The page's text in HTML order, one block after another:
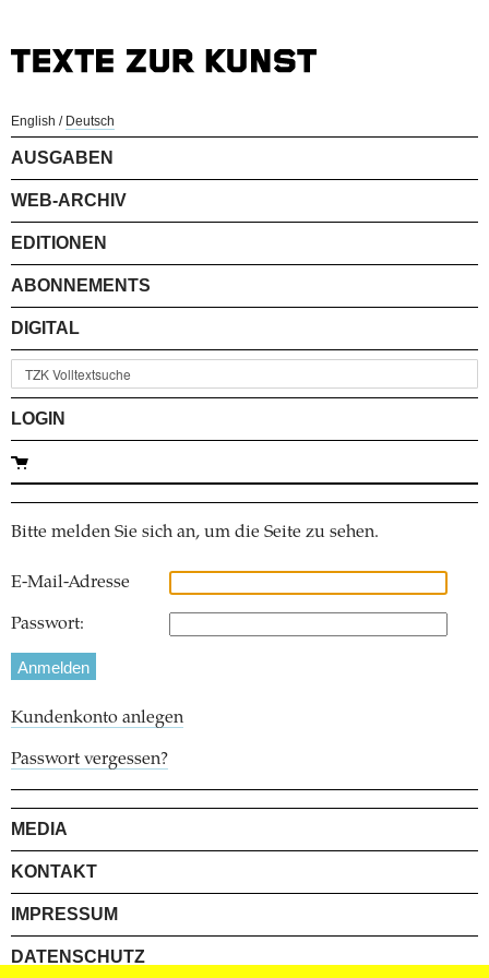
English / Deutsch
AUSGABEN
WEB-ARCHIV
EDITIONEN
ABONNEMENTS
DIGITAL
LOGIN
Bitte melden Sie sich an, um die Seite zu sehen.
E-Mail-Adresse
Passwort:
Kundenkonto anlegen
Passwort vergessen?
MEDIA
KONTAKT
IMPRESSUM
DATENSCHUTZ